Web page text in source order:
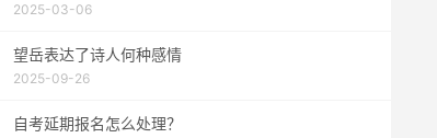
2025-03-06
望岳表达了诗人何种感情
2025-09-26
自考延期报名怎么处理？